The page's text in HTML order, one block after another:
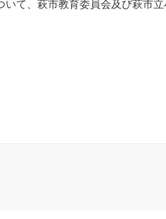
て、萩市教育委員会及び萩市